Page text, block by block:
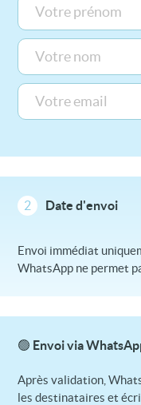
2 Date d'envoi
Envoi immédiat
WhatsApp ne permet
🟢 Envoi via
Après validation,
les destinataires et